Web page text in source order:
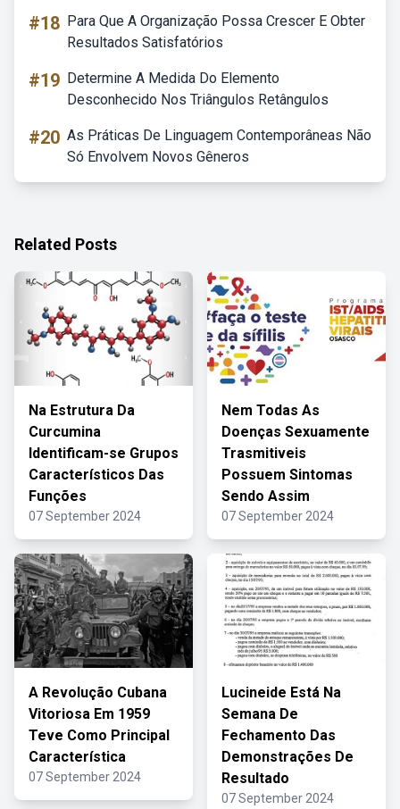
#18 Para Que A Organização Possa Crescer E Obter
Resultados Satisfatórios
#19 Determine A Medida Do Elemento
Desconhecido Nos Triângulos Retângulos
#20 As Práticas De Linguagem Contemporâneas Não
Só Envolvem Novos Gêneros
Related Posts
Na Estrutura Da
Curcumina
Identificam-se Grupos
Característicos Das
Funções
07 September 2024
Nem Todas As
Doenças Sexuamente
Trasmitiveis
Possuem Sintomas
Sendo Assim
07 September 2024
A Revolução Cubana
Vitoriosa Em 1959
Teve Como Principal
Característica
07 September 2024
Lucineide Está Na
Semana De
Fechamento Das
Demonstrações De
Resultado
07 September 2024